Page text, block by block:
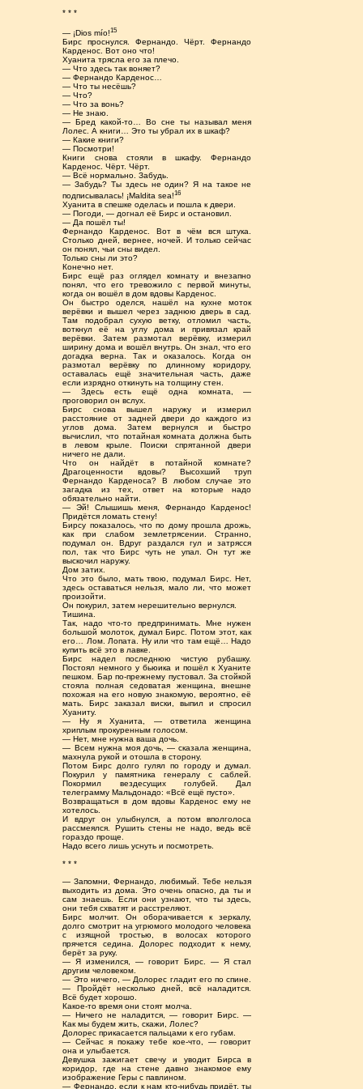
* * *
— ¡Dios mío!15
Бирс проснулся. Фернандо. Чёрт. Фернандо
Карденос. Вот оно что!
Хуанита трясла его за плечо.
— Что здесь так воняет?
— Фернандо Карденос…
— Что ты несёшь?
— Что?
— Что за вонь?
— Не знаю.
— Бред какой-то… Во сне ты называл меня
Лолес. А книги… Это ты убрал их в шкаф?
— Какие книги?
— Посмотри!
Книги снова стояли в шкафу. Фернандо
Карденос. Чёрт. Чёрт.
— Всё нормально. Забудь.
— Забудь? Ты здесь не один? Я на такое не
подписывалась! ¡Maldita sea!16
Хуанита в спешке оделась и пошла к двери.
— Погоди, — догнал её Бирс и остановил.
— Да пошёл ты!
Фернандо Карденос. Вот в чём вся штука.
Столько дней, вернее, ночей. И только сейчас
он понял, чьи сны видел.
Только сны ли это?
Конечно нет.
Бирс ещё раз оглядел комнату и внезапно
понял, что его тревожило с первой минуты,
когда он вошёл в дом вдовы Карденос.
Он быстро оделся, нашёл на кухне моток
верёвки и вышел через заднюю дверь в сад.
Там подобрал сухую ветку, отломил часть,
воткнул её на углу дома и привязал край
верёвки. Затем размотал верёвку, измерил
ширину дома и вошёл внутрь. Он знал, что его
догадка верна. Так и оказалось. Когда он
размотал верёвку по длинному коридору,
оставалась ещё значительная часть, даже
если изрядно откинуть на толщину стен.
— Здесь есть ещё одна комната, —
проговорил он вслух.
Бирс снова вышел наружу и измерил
расстояние от задней двери до каждого из
углов дома. Затем вернулся и быстро
вычислил, что потайная комната должна быть
в левом крыле. Поиски спрятанной двери
ничего не дали.
Что он найдёт в потайной комнате?
Драгоценности вдовы? Высохший труп
Фернандо Карденоса? В любом случае это
загадка из тех, ответ на которые надо
обязательно найти.
— Эй! Слышишь меня, Фернандо Карденос!
Придётся ломать стену!
Бирсу показалось, что по дому прошла дрожь,
как при слабом землетрясении. Странно,
подумал он. Вдруг раздался гул и затрясся
пол, так что Бирс чуть не упал. Он тут же
выскочил наружу.
Дом затих.
Что это было, мать твою, подумал Бирс. Нет,
здесь оставаться нельзя, мало ли, что может
произойти.
Он покурил, затем нерешительно вернулся.
Тишина.
Так, надо что-то предпринимать. Мне нужен
большой молоток, думал Бирс. Потом этот, как
его… Лом. Лопата. Ну или что там ещё… Надо
купить всё это в лавке.
Бирс надел последнюю чистую рубашку.
Постоял немного у бьюика и пошёл к Хуаните
пешком. Бар по-прежнему пустовал. За стойкой
стояла полная седоватая женщина, внешне
похожая на его новую знакомую, вероятно, её
мать. Бирс заказал виски, выпил и спросил
Хуаниту.
— Ну я Хуанита, — ответила женщина
хриплым прокуренным голосом.
— Нет, мне нужна ваша дочь.
— Всем нужна моя дочь, — сказала женщина,
махнула рукой и отошла в сторону.
Потом Бирс долго гулял по городу и думал.
Покурил у памятника генералу с саблей.
Покормил вездесущих голубей. Дал
телеграмму Мальдонадо: «Всё ещё пусто».
Возвращаться в дом вдовы Карденос ему не
хотелось.
И вдруг он улыбнулся, а потом вполголоса
рассмеялся. Рушить стены не надо, ведь всё
гораздо проще.
Надо всего лишь уснуть и посмотреть.
* * *
— Запомни, Фернандо, любимый. Тебе нельзя
выходить из дома. Это очень опасно, да ты и
сам знаешь. Если они узнают, что ты здесь,
они тебя схватят и расстреляют.
Бирс молчит. Он оборачивается к зеркалу,
долго смотрит на угрюмого молодого человека
с изящной тростью, в волосах которого
прячется седина. Долорес подходит к нему,
берёт за руку.
— Я изменился, — говорит Бирс. — Я стал
другим человеком.
— Это ничего, — Долорес гладит его по спине.
— Пройдёт несколько дней, всё наладится.
Всё будет хорошо.
Какое-то время они стоят молча.
— Ничего не наладится, — говорит Бирс. —
Как мы будем жить, скажи, Лолес?
Долорес прикасается пальцами к его губам.
— Сейчас я покажу тебе кое-что, — говорит
она и улыбается.
Девушка зажигает свечу и уводит Бирса в
коридор, где на стене давно знакомое ему
изображение Геры с павлином.
— Фернандо, если к нам кто-нибудь придёт, ты